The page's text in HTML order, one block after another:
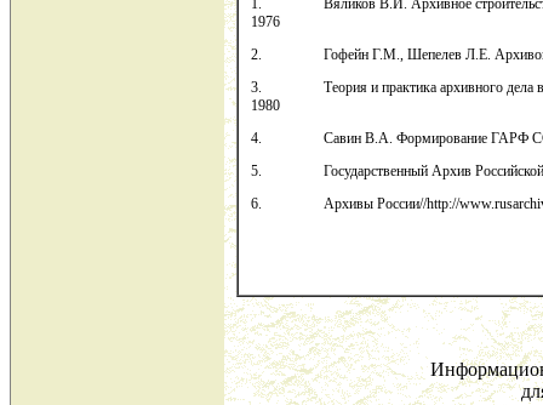
1. Вяликов В.И. Архивное
1976
2. Гофейн Г.М., Шепелев Л.Е.
3. Теория и практика архивного дела в
1980
4. Савин В.А. Формирование ГАРФ СССР
5. Государственный Архив Российской
6. Архивы России//http://